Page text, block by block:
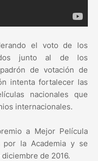
el voto de los
junto al de los
de votación de
intenta fortalecer las
nacionales que
internacionales.
a Mejor Película
por la Academia y se
de 2016.